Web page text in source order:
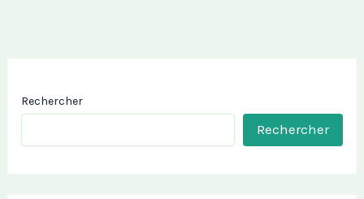
Rechercher
Rechercher